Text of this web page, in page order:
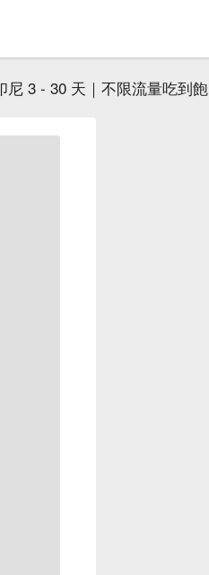
尼 3 - 30 天｜不限流量吃到飽